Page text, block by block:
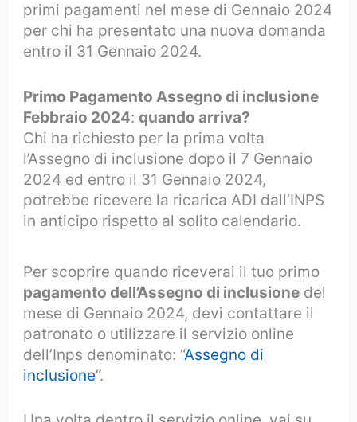
primi pagamenti nel mese di Gennaio 2024
per chi ha presentato una nuova domanda
entro il 31 Gennaio 2024.
Primo Pagamento Assegno di inclusione
Febbraio 2024:quando arriva?
Chi ha richiesto per la prima volta
l’Assegno di inclusione dopo il 7 Gennaio
2024 ed entro il 31 Gennaio 2024,
potrebbe ricevere la ricarica ADI dall’INPS
in anticipo rispetto al solito calendario.
Per scoprire quando riceverai il tuo primo
pagamento dell’Assegno di inclusione del
mese di Gennaio 2024, devi contattare il
patronato o utilizzare il servizio online
dell’Inps denominato: “Assegno di
inclusione“.